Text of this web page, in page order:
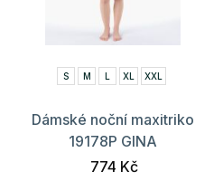
S M L XL XXL
Dámské noční maxitriko
19178P GINA
774 Kč